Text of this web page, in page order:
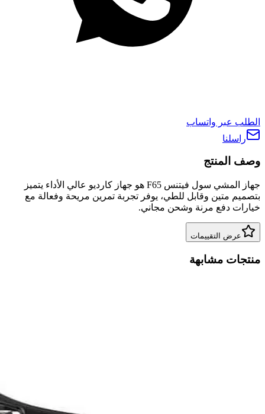
الطلب عبر واتساب
راسلنا
وصف المنتج
جهاز المشي سول فيتنس F65 هو جهاز كارديو عالي الأداء يتميز
بتصميم متين وقابل للطي، يوفر تجربة تمرين مريحة وفعالة مع
خيارات دفع مرنة وشحن مجاني.
عرض التقييمات
منتجات مشابهة